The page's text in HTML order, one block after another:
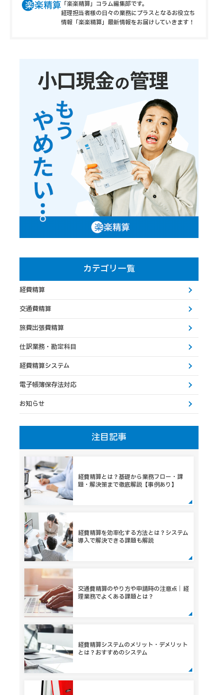
「楽楽精算」コラム編集部です。
経理担当者様の日々の業務にプラスとなるお役立ち
情報 「楽楽精算」最新情報をお届けしていきます！
カテゴリ一覧
経費精算
交通費精算
旅費出張費精算
仕訳業務・勘定科目
経費精算システム
電子帳簿保存法対応
お知らせ
注目記事
経費精算とは？基礎から業務フロー・課
題・解決策まで徹底解説【事例あり】
経費精算を効率化する方法とは？システム
導入で解決できる課題も解説
交通費精算のやり方や申請時の注意点｜経
理業務でよくある課題とは？
経費精算システムのメリット・デメリット
とは？おすすめのシステム